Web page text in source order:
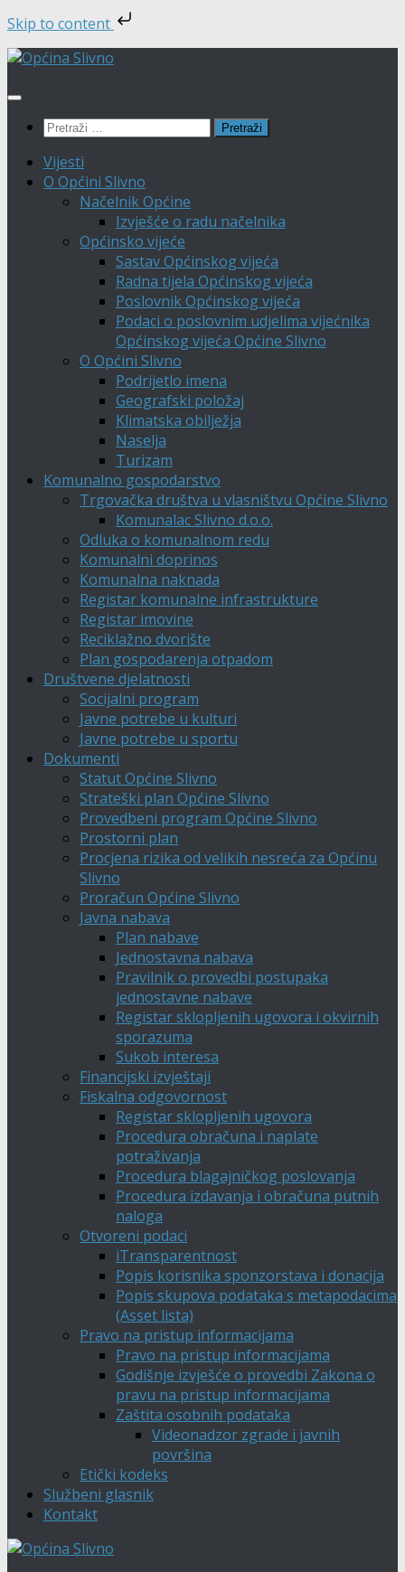
Skip to content
Skip
content
Pretraži:
Vijesti
O Općini Slivno
Načelnik Općine
Izvješće o radu načelnika
Općinsko vijeće
Sastav Općinskog vijeća
Radna tijela Općinskog vijeća
Poslovnik Općinskog vijeća
Podaci o poslovnim udjelima vijećnika
Općinskog vijeća Općine Slivno
O Općini Slivno
Podrijetlo imena
Geografski položaj
Klimatska obilježja
Naselja
Turizam
Komunalno gospodarstvo
Trgovačka društva u vlasništvu Općine Slivno
Komunalac Slivno d.o.o.
Odluka o komunalnom redu
Komunalni doprinos
Komunalna naknada
Registar komunalne infrastrukture
Registar imovine
Reciklažno dvorište
Plan gospodarenja otpadom
Društvene djelatnosti
Socijalni program
Javne potrebe u kulturi
Javne potrebe u sportu
Dokumenti
Statut Općine Slivno
Strateški plan Općine Slivno
Provedbeni program Općine Slivno
Prostorni plan
Procjena rizika od velikih nesreća za Općinu
Slivno
Proračun Općine Slivno
Javna nabava
Plan nabave
Jednostavna nabava
Pravilnik o provedbi postupaka
jednostavne nabave
Registar sklopljenih ugovora i okvirnih
sporazuma
Sukob interesa
Financijski izvještaji
Fiskalna odgovornost
Registar sklopljenih ugovora
Procedura obračuna i naplate
potraživanja
Procedura blagajničkog poslovanja
Procedura izdavanja i obračuna putnih
naloga
Otvoreni podaci
iTransparentnost
Popis korisnika sponzorstava i donacija
Popis skupova podataka s metapodacima
(Asset lista)
Pravo na pristup informacijama
Pravo na pristup informacijama
Godišnje izvješće o provedbi Zakona o
pravu na pristup informacijama
Zaštita osobnih podataka
Videonadzor zgrade i javnih
površina
Etički kodeks
Službeni glasnik
Kontakt